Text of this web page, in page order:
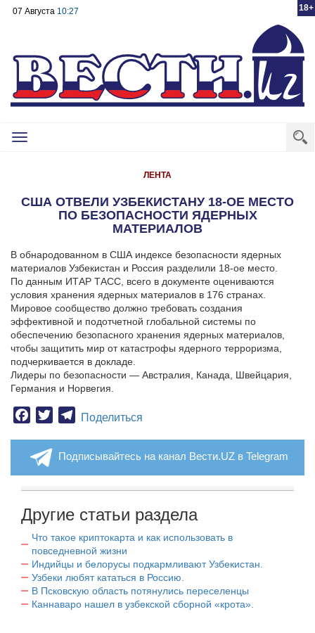
18+
07 Августа 10:27
Toggle
ЛЕНТА
США ОТВЕЛИ УЗБЕКИСТАНУ 18-ОЕ МЕСТО
ПО БЕЗОПАСНОСТИ ЯДЕРНЫХ
МАТЕРИАЛОВ
В обнародованном в США индексе безопасности ядерных
материалов Узбекистан и Россия разделили 18-ое место.
По данным ИТАР ТАСС, всего в документе оцениваются
условия хранения ядерных материалов в 176 странах.
Мировое сообщество должно требовать создания
эффективной и подотчетной глобальной системы по
обеспечению безопасного хранения ядерных материалов,
чтобы защитить мир от катастрофы ядерного терроризма,
подчеркивается в докладе.
Лидеры по безопасности — Австралия, Канада, Швейцария,
Германия и Норвегия.
Facebook
TwitterTelegram
Поделиться
Подписывайтесь на канал Вести.UZ в Telegram
Другие статьи раздела
Что такое криптокарта и как использовать в
повседневной жизни
Индийцы и белорусы подкармливают Узбекистан.
Узбеки любят кататься в Россию.
В Псковскую область потянулись переселенцы
Каннаваро нашел в узбекской сборной «крота».